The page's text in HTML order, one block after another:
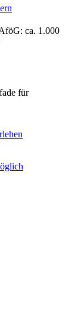
ca. 1.000
für